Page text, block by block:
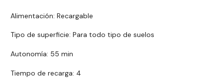
Alimentación: Recargable
Tipo de superficie: Para todo tipo de suelos
Autonomía: 55 min
Tiempo de recarga: 4